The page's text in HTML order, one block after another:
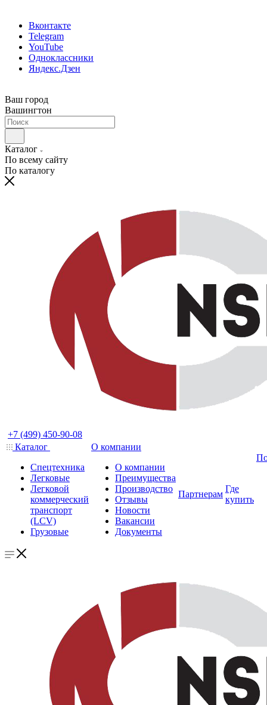
Вконтакте
Telegram
YouTube
Одноклассники
Яндекс.Дзен
Ваш город
Вашингтон
Каталог
По всему сайту
По каталогу
+7 (499) 450-90-08
Каталог
Спецтехника
Легковые
Легковой
коммерческий
транспорт
(LCV)
Грузовые
О компании
О компании
Преимущества
Производство
Отзывы
Новости
Вакансии
Документы
Партнерам
Где
купить